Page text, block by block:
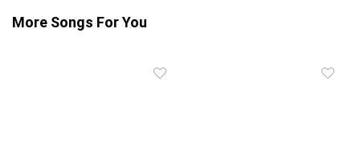
More Songs For You